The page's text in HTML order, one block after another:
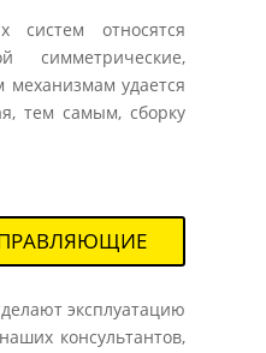
систем относятся
симметрические,
удается
тем самым, сборку
эксплуатацию
консультантов,